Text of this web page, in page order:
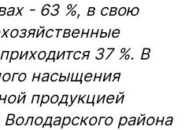
- 63 %, в свою
37 %. В
насыщения
продукцией
района